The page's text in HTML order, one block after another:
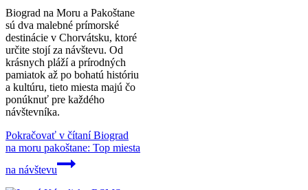
Biograd na Moru a Pakoštane
sú dva malebné prímorské
destinácie v Chorvátsku, ktoré
určite stojí za návštevu. Od
krásnych pláží a prírodných
pamiatok až po bohatú históriu
a kultúru, tieto miesta majú čo
ponúknuť pre každého
návštevníka.
Pokračovať v čítaníBiograd
na moru pakoštane: Top miesta
na návštevu